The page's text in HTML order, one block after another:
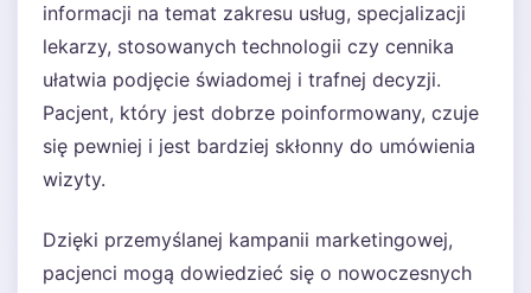
informacji na temat zakresu usług, specjalizacji
lekarzy, stosowanych technologii czy cennika
ułatwia podjęcie świadomej i trafnej decyzji.
Pacjent, który jest dobrze poinformowany, czuje
się pewniej i jest bardziej skłonny do umówienia
wizyty.
Dzięki przemyślanej kampanii marketingowej,
pacjenci mogą dowiedzieć się o nowoczesnych